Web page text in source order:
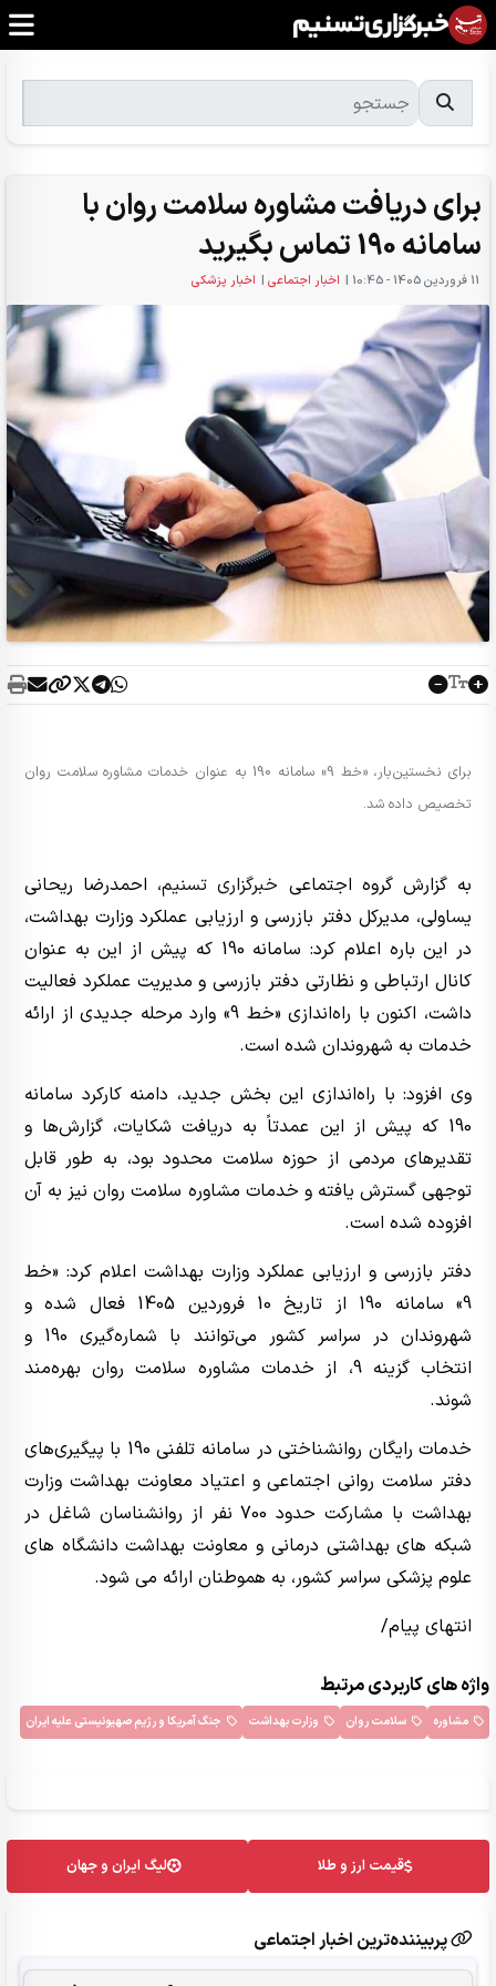
برای دریافت مشاوره سلامت روان با
سامانه 190 تماس بگیرید
11 فروردين 1405 - 10:45 | اخبار اجتماعی | اخبار پزشکی
برای نخستین‌بار، «خط 9» سامانه 190 به عنوان خدمات مشاوره سلامت روان
تخصیص داده شد.
به گزارش گروه اجتماعی خبرگزاری تسنیم، احمدرضا ریحانی
یساولی، مدیرکل دفتر بازرسی و ارزیابی عملکرد وزارت بهداشت،
در این باره اعلام کرد: سامانه 190 که پیش از این به عنوان
کانال ارتباطی و نظارتی دفتر بازرسی و مدیریت عملکرد فعالیت
داشت، اکنون با راه‌اندازی «خط 9» وارد مرحله جدیدی از ارائه
خدمات به شهروندان شده است.
وی افزود: با راه‌اندازی این بخش جدید، دامنه کارکرد سامانه
190 که پیش از این عمدتاً به دریافت شکایات، گزارش‌ها و
تقدیرهای مردمی از حوزه سلامت محدود بود، به طور قابل
توجهی گسترش یافته و خدمات مشاوره سلامت روان نیز به آن
افزوده شده است.
دفتر بازرسی و ارزیابی عملکرد وزارت بهداشت اعلام کرد: «خط
9» سامانه 190 از تاریخ 10 فروردین 1405 فعال شده و
شهروندان در سراسر کشور می‌توانند با شماره‌گیری 190 و
انتخاب گزینه 9، از خدمات مشاوره سلامت روان بهره‌مند
شوند.
خدمات رایگان روانشناختی در سامانه تلفنی 190 با پیگیری‌های
دفتر سلامت روانی اجتماعی و اعتیاد معاونت بهداشت وزارت
بهداشت با مشارکت حدود 700 نفر از روانشناسان شاغل در
شبکه های بهداشتی درمانی و معاونت بهداشت دانشگاه های
علوم پزشکی سراسر کشور، به هموطنان ارائه می شود.
انتهای پیام/
واژه های کاربردی مرتبط
مشاوره سلامت روان وزارت بهداشت جنگ آمریکا و رژیم صهیونیستی علیه ایران
قیمت ارز و طلا لیگ ایران و جهان
پربیننده‌ترین اخبار اجتماعی